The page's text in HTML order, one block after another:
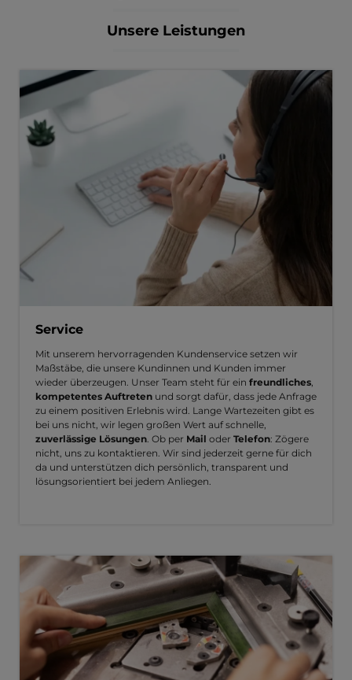
Unsere Leistungen
Service
Mit unserem hervorragenden Kundenservice setzen wir
Maßstäbe, die unsere Kundinnen und Kunden immer
wieder überzeugen. Unser Team steht für ein freundliches
kompetentes Auftreten und sorgt dafür, dass jede Anfrage
zu einem positiven Erlebnis wird. Lange Wartezeiten gibt es
bei uns nicht, wir legen großen Wert auf schnelle,
zuverlässige Lösungen . Ob per Mail oder Telefon: Zögere
nicht, uns zu kontaktieren. Wir sind jederzeit gerne für dich
da und unterstützen dich persönlich, transparent und
lösungsorientiert bei jedem Anliegen.